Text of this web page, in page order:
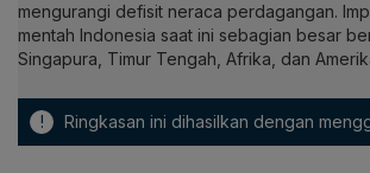
mengurangi defisit neraca perdagangan.
mentah Indonesia saat ini sebagian besar
Singapura, Timur Tengah, Afrika, dan
! Ringkasan ini dihasilkan dengan